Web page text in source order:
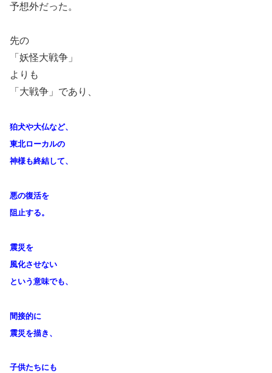
予想外だった。
先の
「妖怪大戦争」
よりも
「大戦争」であり、
狛犬や大仏など、
東北ローカルの
神様も終結して、
悪の復活を
阻止する。
震災を
風化させない
という意味でも、
間接的に
震災を描き、
子供たちにも